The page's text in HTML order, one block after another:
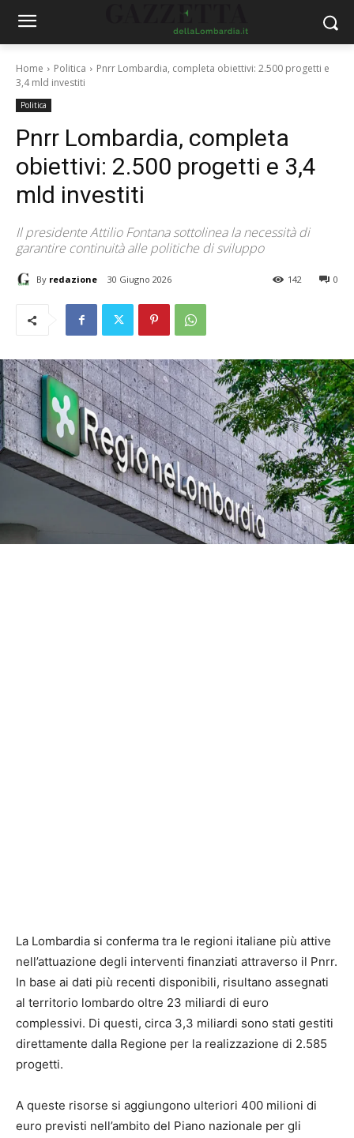
Home Politica
Pnrr Lombardia, completa obiettivi: 2.500 progetti e
3,4 mld investiti
Politica
Pnrr Lombardia, completa
obiettivi: 2.500 progetti e 3,4
mld investiti
Il presidente Attilio Fontana sottolinea la necessità di
garantire continuità alle politiche di sviluppo
By redazione 30 Giugno 2026 0
142
La Lombardia si conferma tra le regioni italiane più attive
nell’attuazione degli interventi finanziati attraverso il Pnrr.
In base ai dati più recenti disponibili, risultano assegnati
al territorio lombardo oltre 23 miliardi di euro
complessivi. Di questi, circa 3,3 miliardi sono stati gestiti
direttamente dalla Regione per la realizzazione di 2.585
progetti.
A queste risorse si aggiungono ulteriori 400 milioni di
euro previsti nell’ambito del Piano nazionale per gli